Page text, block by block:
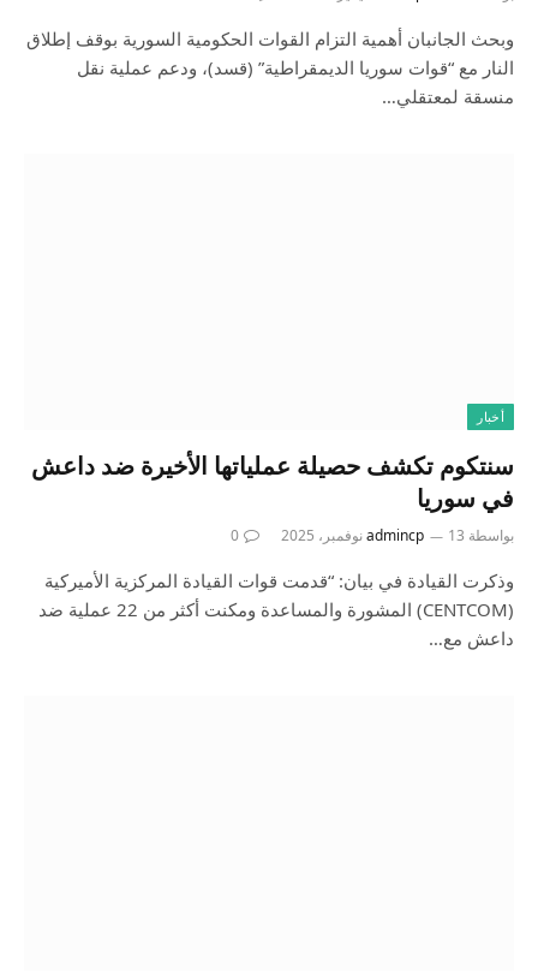
وبحث الجانبان أهمية التزام القوات الحكومية السورية بوقف إطلاق
النار مع “قوات سوريا الديمقراطية” (قسد)، ودعم عملية نقل
منسقة لمعتقلي…
أخبار
سنتكوم تكشف حصيلة عملياتها الأخيرة ضد داعش
في سوريا
بواسطة admincp 13 نوفمبر، 2025 0
وذكرت القيادة في بيان: “قدمت قوات القيادة المركزية الأميركية
(CENTCOM) المشورة والمساعدة ومكنت أكثر من 22 عملية ضد
داعش مع…